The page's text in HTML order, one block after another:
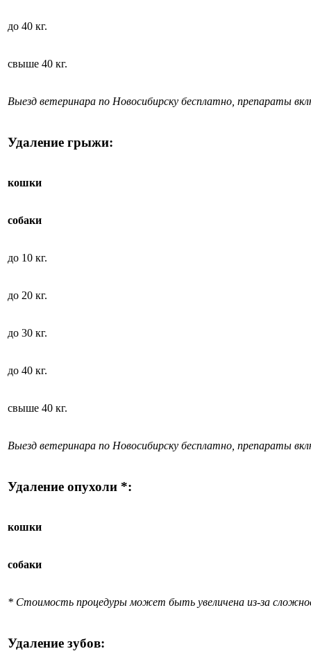
до 40 кг.
свыше 40 кг.
Выезд ветеринара по Новосибирску бесплатно, препараты
Удаление грыжи:
кошки
собаки
до 10 кг.
до 20 кг.
до 30 кг.
до 40 кг.
свыше 40 кг.
Выезд ветеринара по Новосибирску бесплатно, препараты
Удаление опухоли *:
кошки
собаки
* Стоимость процедуры может быть увеличена из-за
Удаление зубов: